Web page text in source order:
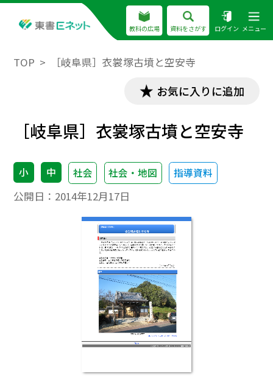
教科の広場 資料をさがす ログイン メニュー
TOP ［岐阜県］衣裳塚古墳と空安寺
お気に入りに追加
［岐阜県］衣裳塚古墳と空安寺
小 中 社会 社会・地図 指導資料
公開日： 2014年12月17日